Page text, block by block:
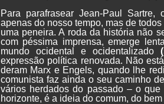
Para parafrasear Jean-Paul
apenas do nosso tempo, mas de
uma peneira. A roda da história não
com péssima imprensa, emerge
mundo ocidental e ocidentalizado (
expressão política renovada. Não
deram Marx e Engels, quando lhe
comunista faz ainda o seu caminho
vários herdados do passado – o
horizonte, é a ideia do comum, do